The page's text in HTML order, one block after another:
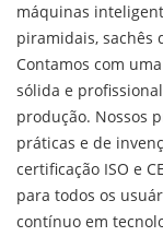
máquinas
piramidais, sachês
Contamos com
sólida e
produção. Nossos
práticas e de
certificação ISO e
para todos os
contínuo em